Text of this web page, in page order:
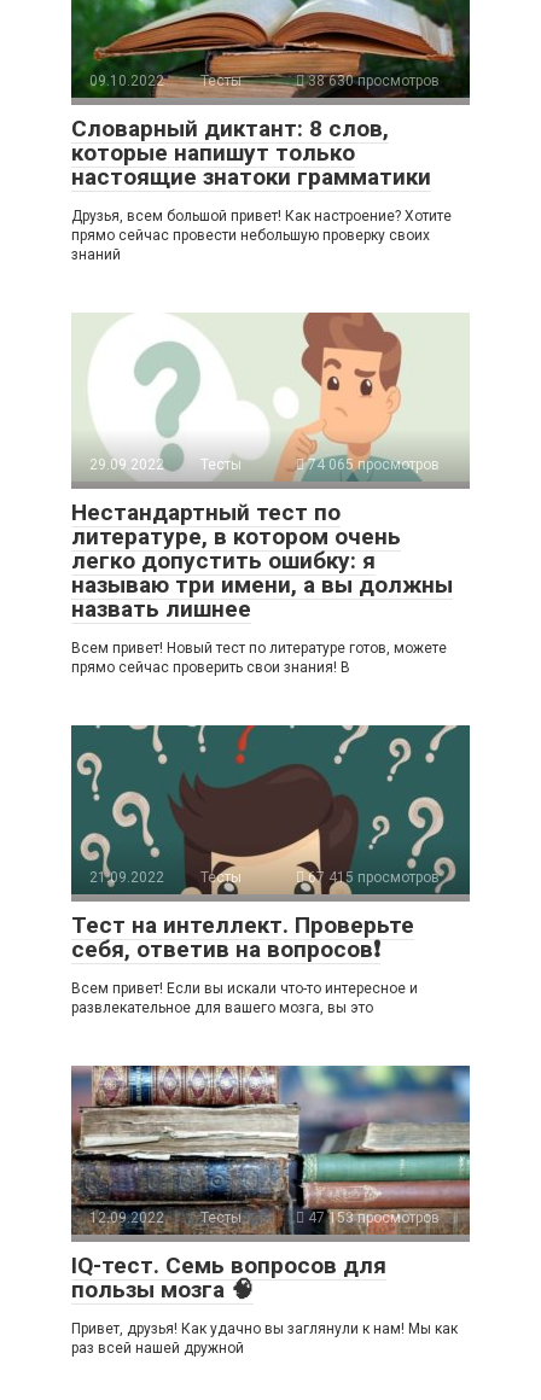
09.10.2022 Тесты 38 630 просмотров
Словарный диктант: 8 слов,
которые напишут только
настоящие знатоки грамматики
Друзья, всем большой привет! Как настроение? Хотите
прямо сейчас провести небольшую проверку своих
знаний
29.09.2022 Тесты 74 065 просмотров
Нестандартный тест по
литературе, в котором очень
легко допустить ошибку: я
называю три имени, а вы должны
назвать лишнее
Всем привет! Новый тест по литературе готов, можете
прямо сейчас проверить свои знания! В
21.09.2022 Тесты 67 415 просмотров
Тест на интеллект. Проверьте
себя, ответив на вопросов❗
Всем привет! Если вы искали что-то интересное и
развлекательное для вашего мозга, вы это
12.09.2022 Тесты 47 153 просмотров
IQ-тест. Семь вопросов для
пользы мозга 🧠
Привет, друзья! Как удачно вы заглянули к нам! Мы как
раз всей нашей дружной